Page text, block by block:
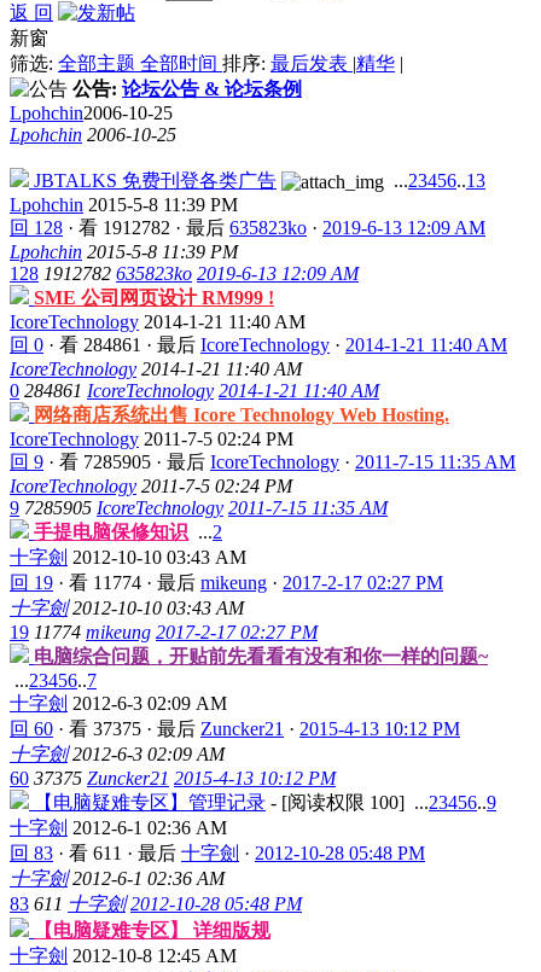
返 回
新窗
筛选: 全部主题 全部时间 排序: 最后发表 |精华 |
公告: 论坛公告 & 论坛条例
Lpohchin2006-10-25
Lpohchin 2006-10-25
JBTALKS 免费刊登各类广告 ...23456..13
Lpohchin 2015-5-8 11:39 PM
回 128 · 看 1912782 · 最后 635823ko · 2019-6-13 12:09 AM
Lpohchin 2015-5-8 11:39 PM
128 1912782 635823ko 2019-6-13 12:09 AM
SME 公司网页设计 RM999 !
IcoreTechnology 2014-1-21 11:40 AM
回 0 · 看 284861 · 最后 IcoreTechnology · 2014-1-21 11:40 AM
IcoreTechnology 2014-1-21 11:40 AM
0 284861 IcoreTechnology 2014-1-21 11:40 AM
网络商店系统出售 Icore Technology Web Hosting.
IcoreTechnology 2011-7-5 02:24 PM
回 9 · 看 7285905 · 最后 IcoreTechnology · 2011-7-15 11:35 AM
IcoreTechnology 2011-7-5 02:24 PM
9 7285905 IcoreTechnology 2011-7-15 11:35 AM
手提电脑保修知识 ...2
十字劍 2012-10-10 03:43 AM
回 19 · 看 11774 · 最后 mikeung · 2017-2-17 02:27 PM
十字劍 2012-10-10 03:43 AM
19 11774 mikeung 2017-2-17 02:27 PM
电脑综合问题，开贴前先看看有没有和你一样的问题~
...23456..7
十字劍 2012-6-3 02:09 AM
回 60 · 看 37375 · 最后 Zuncker21 · 2015-4-13 10:12 PM
十字劍 2012-6-3 02:09 AM
60 37375 Zuncker21 2015-4-13 10:12 PM
【电脑疑难专区】管理记录 - [阅读权限 100] ...23456..9
十字劍 2012-6-1 02:36 AM
回 83 · 看 611 · 最后 十字劍 · 2012-10-28 05:48 PM
十字劍 2012-6-1 02:36 AM
83 611 十字劍 2012-10-28 05:48 PM
【电脑疑难专区】 详细版规
十字劍 2012-10-8 12:45 AM